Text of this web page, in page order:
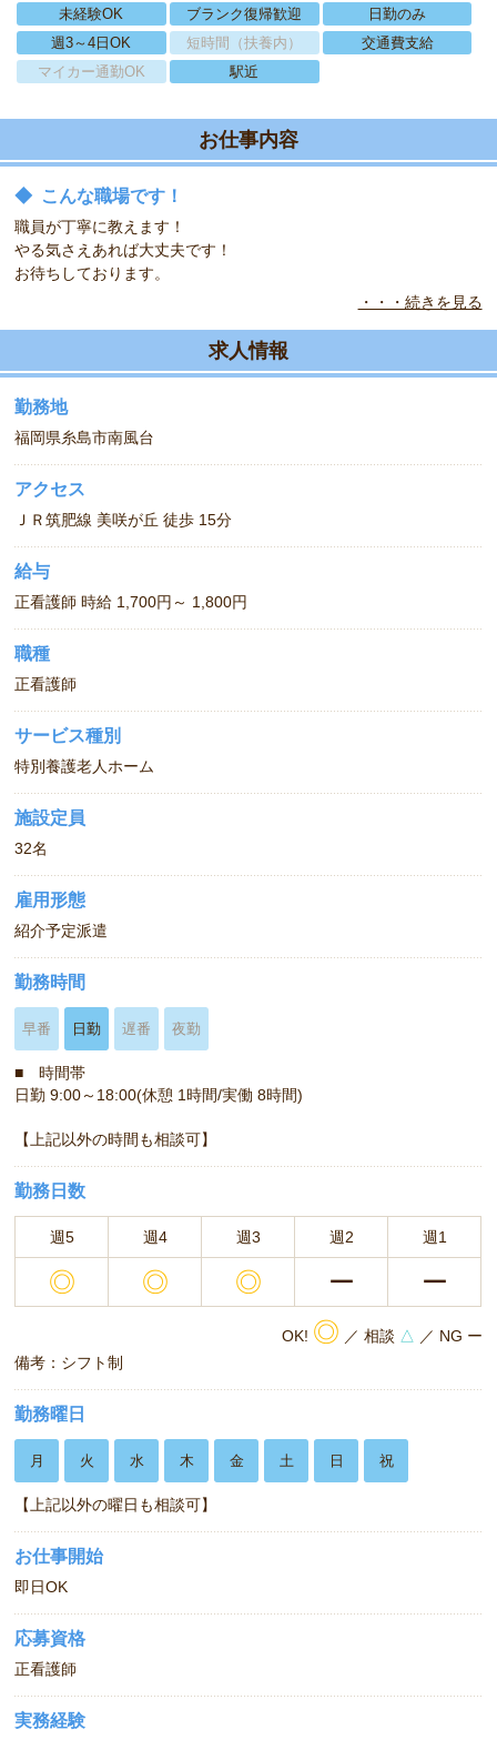
未経験OK ブランク復帰歓迎
日勤のみ
週3～4日OK
短時間（扶養内）
交通費支給
マイカー通勤OK
駅近
お仕事内容
◆ こんな職場です！
職員が丁寧に教えます！
やる気さえあれば大丈夫です！
お待ちしております。
明るい笑顔での対応を心がけ、元気な一日を過ごしていただくよう
・・・続きを見る
求人情報
勤務地
福岡県糸島市南風台
アクセス
ＪＲ筑肥線 美咲が丘 徒歩 15分
給与
正看護師 時給 1,700円～ 1,800円
職種
正看護師
サービス種別
特別養護老人ホーム
施設定員
32名
雇用形態
紹介予定派遣
勤務時間
早番 日勤 遅番 夜勤
■ 時間帯
日勤 9:00～18:00(休憩 1時間/実働 8時間)
【上記以外の時間も相談可】
勤務日数
週5 週4 週3 週2 週1
◎ ◎ ◎ ー ー
OK! ◎ ／ 相談 △ ／ NG ー
備考：シフト制
勤務曜日
月 火 水 木 金 土 日 祝
【上記以外の曜日も相談可】
お仕事開始
即日OK
応募資格
正看護師
実務経験